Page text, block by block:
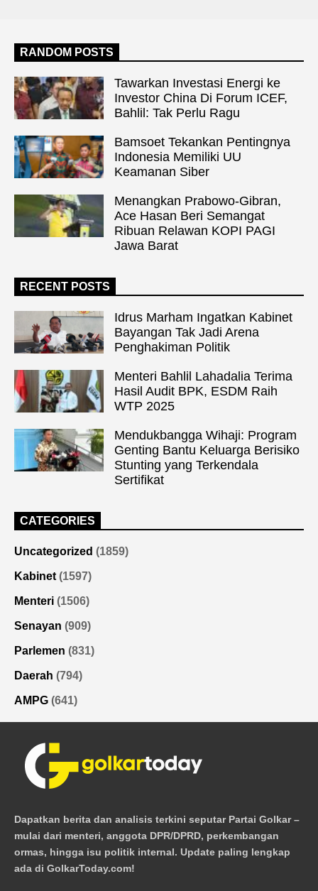
RANDOM POSTS
Tawarkan Investasi Energi ke
Investor China Di Forum ICEF,
Bahlil: Tak Perlu Ragu
Bamsoet Tekankan Pentingnya
Indonesia Memiliki UU
Keamanan Siber
Menangkan Prabowo-Gibran,
Ace Hasan Beri Semangat
Ribuan Relawan KOPI PAGI
Jawa Barat
RECENT POSTS
Idrus Marham Ingatkan Kabinet
Bayangan Tak Jadi Arena
Penghakiman Politik
Menteri Bahlil Lahadalia Terima
Hasil Audit BPK, ESDM Raih
WTP 2025
Mendukbangga Wihaji: Program
Genting Bantu Keluarga Berisiko
Stunting yang Terkendala
Sertifikat
CATEGORIES
Uncategorized (1859)
Kabinet (1597)
Menteri (1506)
Senayan (909)
Parlemen (831)
Daerah (794)
AMPG (641)
Dapatkan berita dan analisis terkini seputar Partai Golkar –
mulai dari menteri, anggota DPR/DPRD, perkembangan
ormas, hingga isu politik internal. Update paling lengkap
ada di GolkarToday.com!